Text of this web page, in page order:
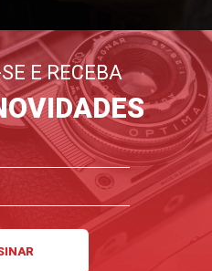
E RECEBA